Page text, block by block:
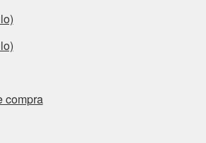
compra